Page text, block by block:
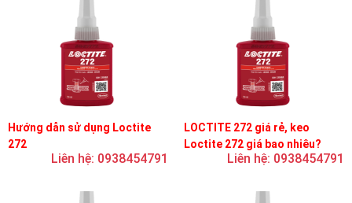
Hướng dẫn sử dụng Loctite
272
Liên hệ: 0938454791
LOCTITE 272 giá rẻ, keo
Loctite 272 giá bao nhiêu?
Liên hệ: 0938454791